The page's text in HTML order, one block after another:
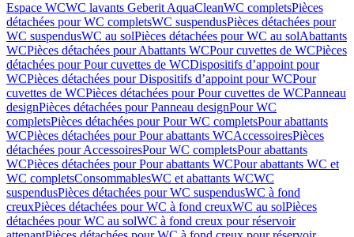
Espace WCWC lavants Geberit AquaCleanWC completsPièces
détachées pour WC completsWC suspendusPièces détachées pour
WC suspendusWC au solPièces détachées pour WC au solAbattants
WCPièces détachées pour Abattants WCPour cuvettes de WCPièces
détachées pour Pour cuvettes de WCDispositifs d’appoint pour
WCPièces détachées pour Dispositifs d’appoint pour WCPour
cuvettes de WCPièces détachées pour Pour cuvettes de WCPanneau
designPièces détachées pour Panneau designPour WC
completsPièces détachées pour Pour WC completsPour abattants
WCPièces détachées pour Pour abattants WCAccessoiresPièces
détachées pour AccessoiresPour WC completsPour abattants
WCPièces détachées pour Pour abattants WCPour abattants WC et
WC completsConsommablesWC et abattants WCWC
suspendusPièces détachées pour WC suspendusWC à fond
creuxPièces détachées pour WC à fond creuxWC au solPièces
détachées pour WC au solWC à fond creux pour réservoir